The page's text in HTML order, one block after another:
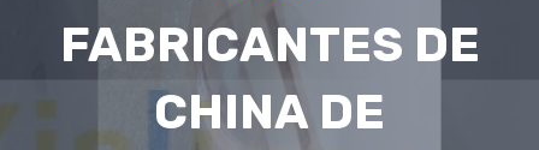
FABRICANTES DE
CHINA DE